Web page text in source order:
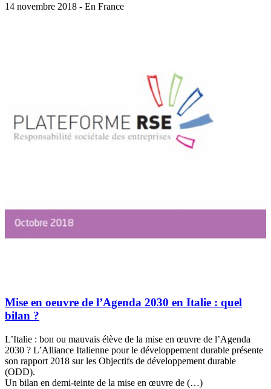
14 novembre 2018 - En France
Mise en oeuvre de l’Agenda 2030 en Italie : quel
bilan ?
L’Italie : bon ou mauvais élève de la mise en œuvre de l’Agenda
2030 ? L’Alliance Italienne pour le développement durable présente
son rapport 2018 sur les Objectifs de développement durable
(ODD).
Un bilan en demi-teinte de la mise en œuvre de (…)